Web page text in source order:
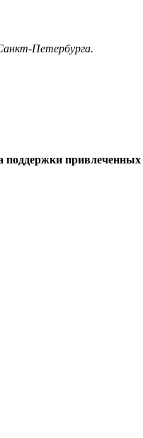
Петербурга.
привлеченных